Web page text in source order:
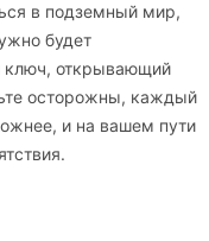
в подземный мир,
будет
ключ, открывающий
осторожны, каждый
и на вашем пути